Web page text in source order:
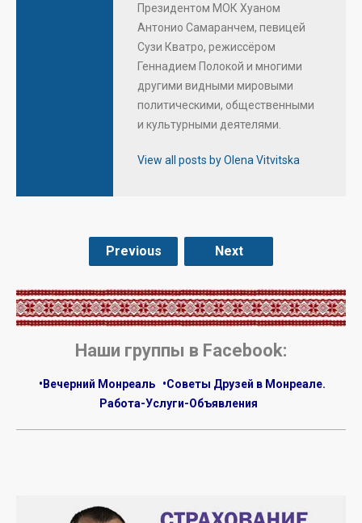
Президентом МОК Хуаном
Антонио Самаранчем, певицей
Сузи Кватро, режиссёром
Геннадием Полокой и многими
другими видными мировыми
политическими, общественными
и культурными деятелями.
View all posts by Olena Vitvitska
Previous Next
.
Наши группы в Facebook:
•Вечерний Монреаль
•Советы Друзей в Монреале.
Работа-Услуги-Объявления